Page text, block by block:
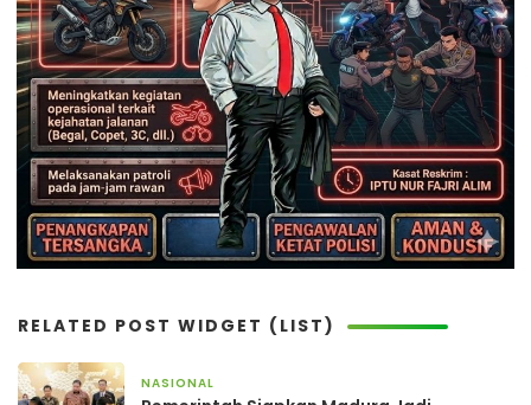
RELATED POST WIDGET (LIST)
NASIONAL